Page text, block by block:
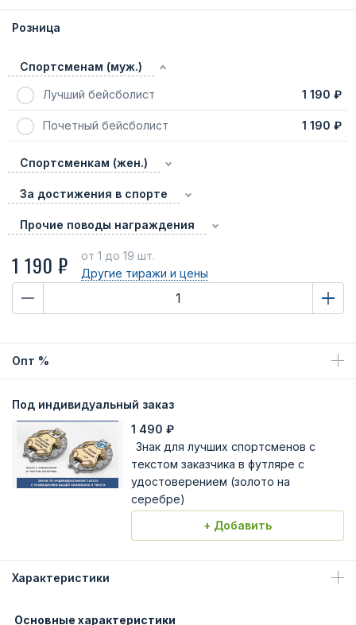
Розница
Спортсменам (муж.)
Лучший бейсболист 1 190 ₽
Почетный бейсболист 1 190 ₽
Спортсменкам (жен.)
За достижения в спорте
Прочие поводы награждения
1 190 ₽ от 1 до 19 шт.
Другие тиражии цены
Опт %
Под индивидуальный заказ
1 490 ₽
Знак для лучших спортсменов с
текстом заказчика в футляре с
удостоверением (золото на
серебре)
+ Добавить
Характеристики
Основные характеристики